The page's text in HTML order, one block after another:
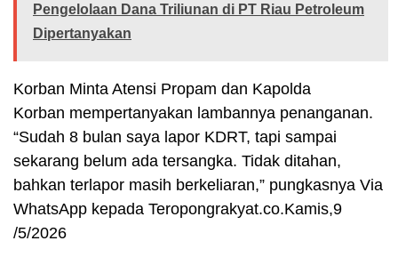
Pengelolaan Dana Triliunan di PT Riau Petroleum
Dipertanyakan
Korban Minta Atensi Propam dan Kapolda
Korban mempertanyakan lambannya penanganan.
“Sudah 8 bulan saya lapor KDRT, tapi sampai
sekarang belum ada tersangka. Tidak ditahan,
bahkan terlapor masih berkeliaran,” pungkasnya Via
WhatsApp kepada Teropongrakyat.co.Kamis,9
/5/2026